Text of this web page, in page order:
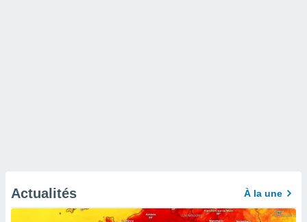
Actualités À la une